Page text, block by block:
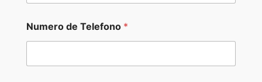
l
a
c
ó
Numero de Telefono *